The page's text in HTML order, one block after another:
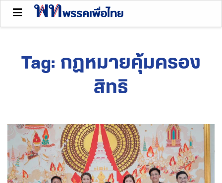
Tag: กฏหมายคุ้มครอง
สิทธิ